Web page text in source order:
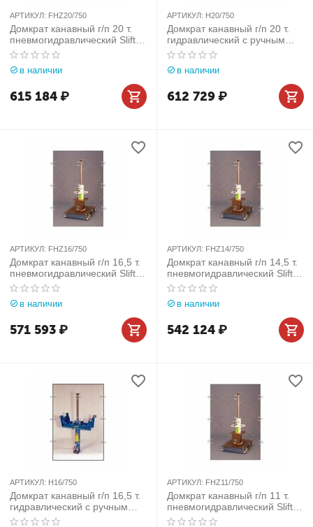
АРТИКУЛ: FHZ20/750
Домкрат канавный г/п 20 т.
пневмогидравлический Slift
(Германия) арт. FHZ20/750
в наличии
615 184₽
АРТИКУЛ: H20/750
Домкрат канавный г/п 20 т.
гидравлический c ручным
приводом Slift (Германия)
арт. H20/750
в наличии
612 729₽
АРТИКУЛ: FHZ16/750
Домкрат канавный г/п 16,5 т.
пневмогидравлический Slift
(Германия) арт. FHZ16/750
в наличии
571 593₽
АРТИКУЛ: FHZ14/750
Домкрат канавный г/п 14,5 т.
пневмогидравлический Slift
(Германия) арт. FHZ14/750
в наличии
542 124₽
АРТИКУЛ: H16/750
Домкрат канавный г/п 16,5 т.
гидравлический c ручным
приводом Slift (Германия)
АРТИКУЛ: FHZ11/750
Домкрат канавный г/п 11 т.
пневмогидравлический Slift
(Германия) арт. FHZ11/750